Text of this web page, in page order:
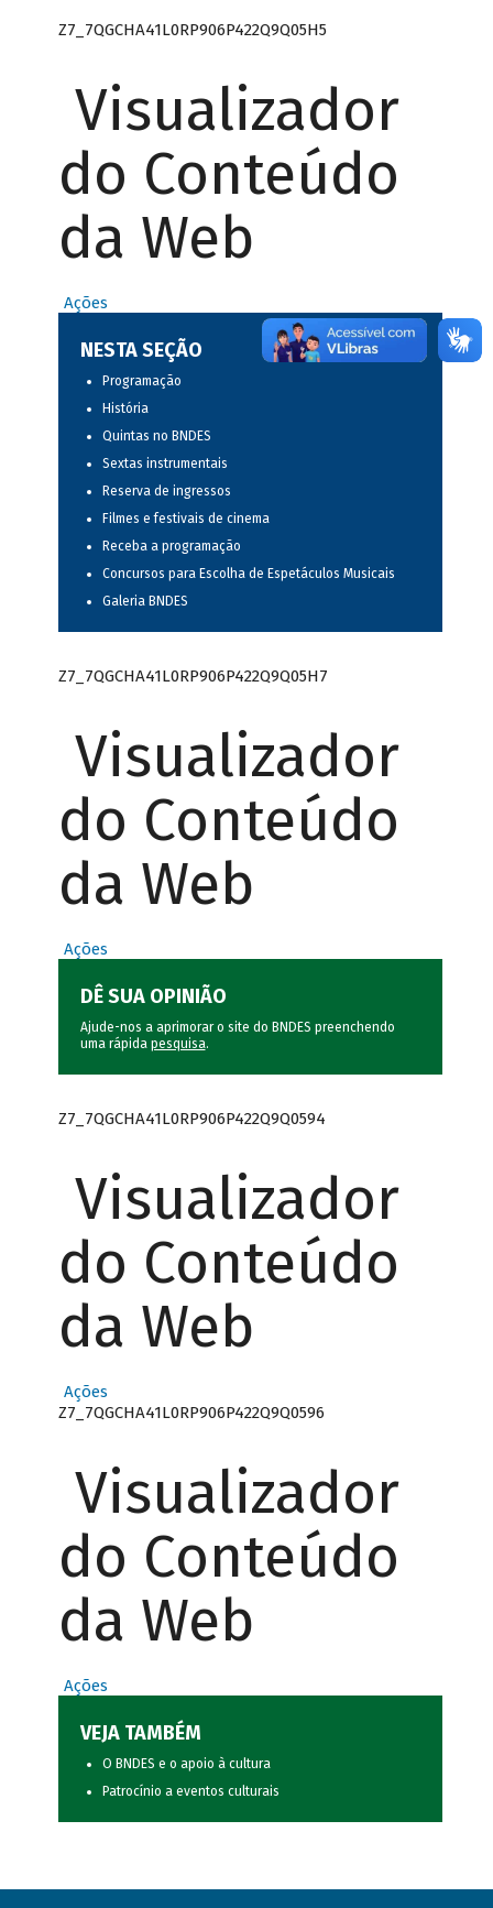
Z7_7QGCHA41L0RP906P422Q9Q05H5
Visualizador
do Conteúdo
da Web
Ações
NESTA SEÇÃO
Programação
História
Quintas no BNDES
Sextas instrumentais
Reserva de ingressos
Filmes e festivais de cinema
Receba a programação
Concursos para Escolha de Espetáculos Musicais
Galeria BNDES
Z7_7QGCHA41L0RP906P422Q9Q05H7
Visualizador
do Conteúdo
da Web
Ações
DÊ SUA OPINIÃO
Ajude-nos a aprimorar o site do BNDES preenchendo
uma rápida pesquisa.
Z7_7QGCHA41L0RP906P422Q9Q0594
Visualizador
do Conteúdo
da Web
Ações
Z7_7QGCHA41L0RP906P422Q9Q0596
Visualizador
do Conteúdo
da Web
Ações
VEJA TAMBÉM
O BNDES e o apoio à cultura
Patrocínio a eventos culturais